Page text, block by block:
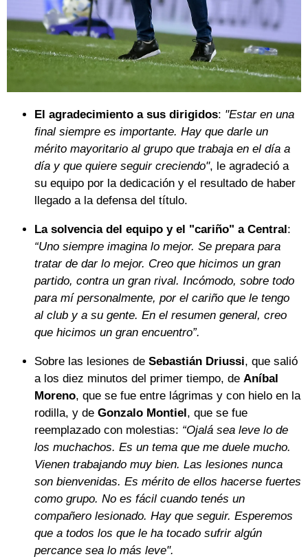
El agradecimiento a sus dirigidos: "Estar en una
final siempre es importante. Hay que darle un
mérito mayoritario al grupo que trabaja en el día a
día y que quiere seguir creciendo", le agradeció a
su equipo por la dedicación y el resultado de haber
llegado a la defensa del título.
La solvencia del equipo y el "cariño" a Central :
“Uno siempre imagina lo mejor. Se prepara para
tratar de dar lo mejor. Creo que hicimos un gran
partido, contra un gran rival. Incómodo, sobre todo
para mí personalmente, por el cariño que le tengo
al club y a su gente. En el resumen general, creo
que hicimos un gran encuentro”.
Sobre las lesiones de Sebastián Driussi, que salió
a los diez minutos del primer tiempo, de Aníbal
Moreno, que se fue entre lágrimas y con hielo en la
rodilla, y de Gonzalo Montiel , que se fue
reemplazado con molestias: “Ojalá sea leve lo de
los muchachos. Es un tema que me duele mucho.
Vienen trabajando muy bien. Las lesiones nunca
son bienvenidas. Es mérito de ellos hacerse fuertes
como grupo. No es fácil cuando tenés un
compañero lesionado. Hay que seguir. Esperemos
que a todos los que le ha tocado sufrir algún
percance sea lo más leve".